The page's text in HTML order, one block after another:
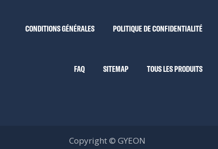
CONDITIONS GÉNÉRALES POLITIQUE DE CONFIDENTIALITÉ
FAQ SITEMAP TOUS LES PRODUITS
Copyright © GYEON